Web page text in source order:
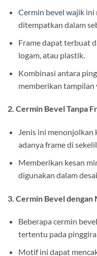
Cermin bevel wajikini
ditempatkan dalam
Frame dapat terbuat
logam, atau plastik.
Kombinasi antara
memberikan tampilan
2. Cermin Bevel Tanpa
Jenis ini
adanya frame di
Memberikan kesan
digunakan dalam
3. Cermin Bevel dengan
Beberapa cermin
tertentu pada
Motif ini dapat